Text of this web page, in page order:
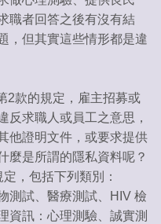
職者回答之後有沒有結
，但其實這些情形都是違
款的規定，雇主招募或
反求職人或員工之意思，
他證明文件，或要求提供
麼是所謂的隱私資料呢？
，包括下列類別：
測試、醫療測試、HIV 檢
資訊：心理測驗、誠實測